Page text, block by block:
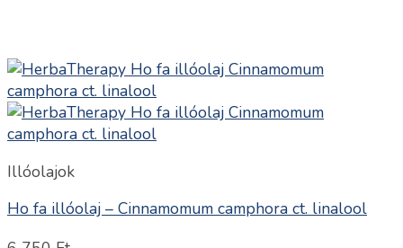
Illóolajok
Ho fa illóolaj – Cinnamomum camphora ct. linalool